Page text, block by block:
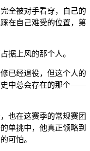
全被对手看穿，自己的
在自己难受的位置，第
据上风的那个人。
已经退役，但这个人的
史中总会存在的那个——
也在这赛季的常规赛团
单挑中，他真正领略到
可怕。